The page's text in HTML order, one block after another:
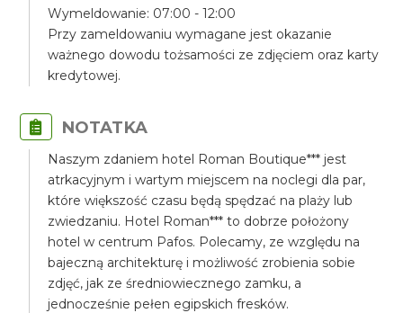
Wymeldowanie: 07:00 - 12:00
Przy zameldowaniu wymagane jest okazanie
ważnego dowodu tożsamości ze zdjęciem oraz karty
kredytowej.
NOTATKA
Naszym zdaniem hotel Roman Boutique*** jest
atrkacyjnym i wartym miejscem na noclegi dla par,
które większość czasu będą spędzać na plaży lub
zwiedzaniu. Hotel Roman*** to dobrze położony
hotel w centrum Pafos. Polecamy, ze względu na
bajeczną architekturę i możliwość zrobienia sobie
zdjęć, jak ze średniowiecznego zamku, a
jednocześnie pełen egipskich fresków.